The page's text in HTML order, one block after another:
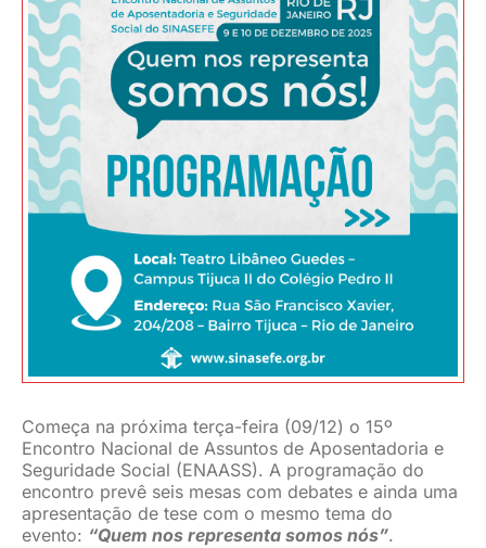
JURÍDICO
CLUBE
CONTATO
Começa na próxima terça-feira (09/12) o 15º
Encontro Nacional de Assuntos de Aposentadoria e
Seguridade Social (ENAASS). A programação do
encontro prevê seis mesas com debates e ainda uma
apresentação de tese com o mesmo tema do
evento: “Quem nos representa somos nós”.